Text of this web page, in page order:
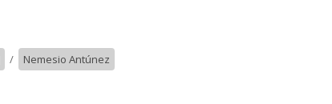
/ Nemesio Antúnez